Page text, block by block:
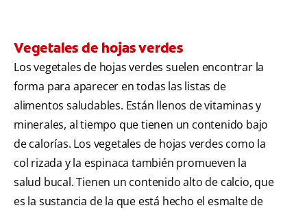
Vegetales de hojas verdes
Los vegetales de hojas verdes suelen encontrar la
forma para aparecer en todas las listas de
alimentos saludables. Están llenos de vitaminas y
minerales, al tiempo que tienen un contenido bajo
de calorías. Los vegetales de hojas verdes como la
col rizada y la espinaca también promueven la
salud bucal. Tienen un contenido alto de calcio, que
es la sustancia de la que está hecho el esmalte de